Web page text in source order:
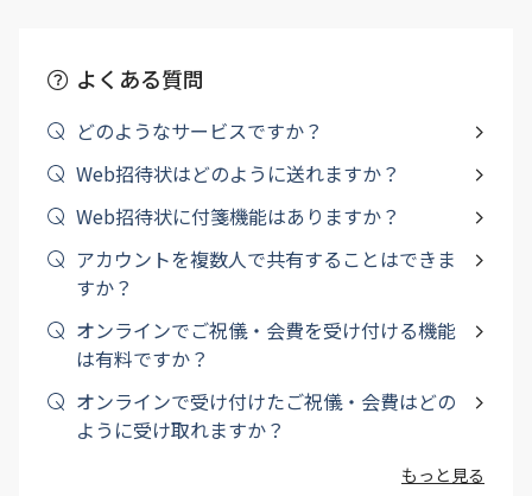
よくある質問
どのようなサービスですか？
Web招待状はどのように送れますか？
Web招待状に付箋機能はありますか？
アカウントを複数人で共有することはできま
すか？
オンラインでご祝儀・会費を受け付ける機能
は有料ですか？
オンラインで受け付けたご祝儀・会費はどの
ように受け取れますか？
もっと見る